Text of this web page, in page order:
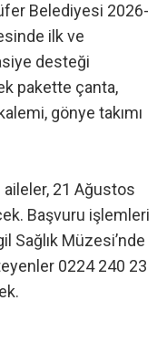
Belediyesi 2026-
ilk ve
desteği
pakette çanta,
gönye takımı
21 Ağustos
Başvuru işlemleri
Sağlık Müzesi’nde
0224 240 23